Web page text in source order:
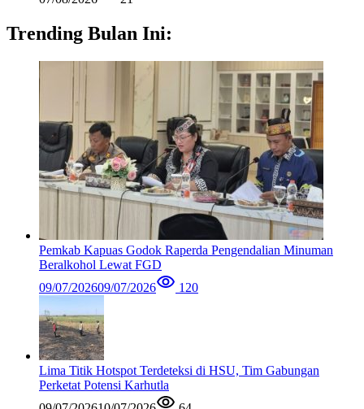
Trending Bulan Ini:
Pemkab Kapuas Godok Raperda Pengendalian Minuman
Beralkohol Lewat FGD
09/07/202609/07/2026 120
Lima Titik Hotspot Terdeteksi di HSU, Tim Gabungan
Perketat Potensi Karhutla